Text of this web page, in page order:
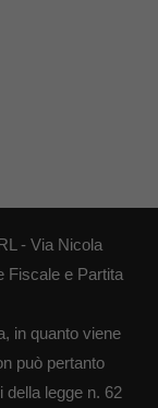
- Via Nicola
Fiscale e Partita
in quanto viene
può pertanto
della legge n. 62